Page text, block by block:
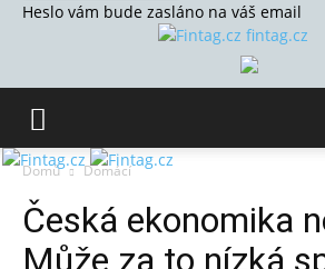
Heslo vám bude zasláno na váš email
fintag.cz
Domů Domácí
Česká ekonomika
Může za to nízká